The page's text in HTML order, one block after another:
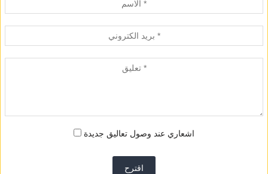
اشعاري عند وصول تعاليق جديدة
اقترح